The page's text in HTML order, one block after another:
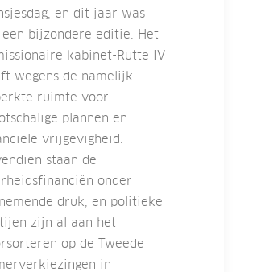
en dit jaar was
een bijzondere editie. Het
kabinet-Rutte IV
wegens de namelijk
ruimte voor
plannen en
vrijgevigheid.
staan de
onder
druk, en politieke
zijn al aan het
op de Tweede
in